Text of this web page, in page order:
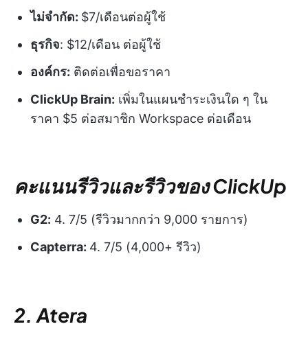
ไม่จำกัด: $7/เดือนต่อผู้ใช้
ธุรกิจ: $12/เดือน ต่อผู้ใช้
องค์กร: ติดต่อเพื่อขอราคา
ClickUp Brain: เพิ่มในแผนชำระเงินใด ๆ ใน
ราคา $5 ต่อสมาชิก Workspace ต่อเดือน
คะแนนรีวิวและรีวิวของ ClickUp
G2: 4. 7/5 (รีวิวมากกว่า 9,000 รายการ)
Capterra: 4. 7/5 (4,000+ รีวิว)
2. Atera